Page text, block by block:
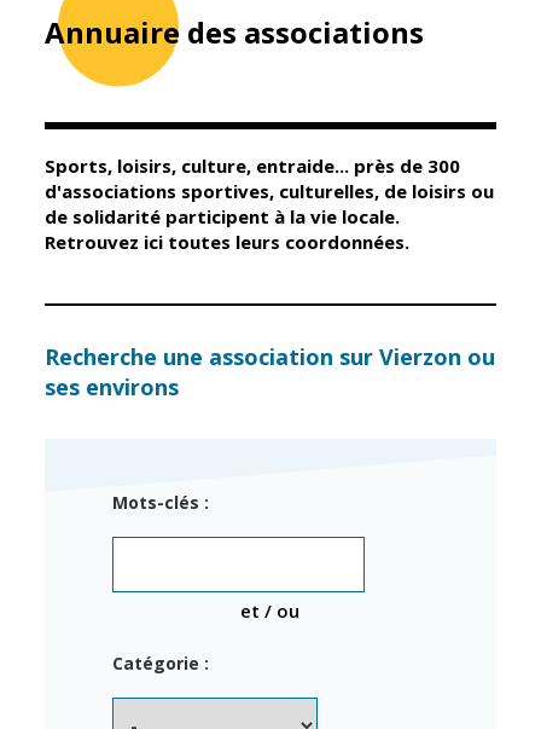
Contacts
Mairie
Élus
Municipal
Services de la
Ville
Cimetières
Titres
État civil
Enfance et
éducation
Guichet unique
enfance
Annuaire des associations
Sports, loisirs, culture, entraide... près de 300
d'associations sportives, culturelles, de loisirs ou
de solidarité participent à la vie locale.
Retrouvez ici toutes leurs coordonnées.
Recherche une association sur Vierzon ou
ses environs
Mots-clés :
et / ou
Catégorie :